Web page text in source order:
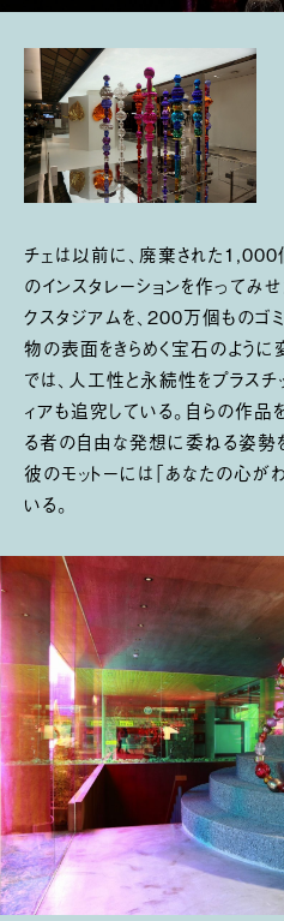
チェは以前に、廃棄された1,000
のインスタレーションを作ってみ
クスタジアムを、200万個ものゴ
物の表面をきらめく宝石のよう
では、人工性と永続性をプラス
ィアも追究している。自らの作品
る者の自由な発想に委ねる姿勢
彼のモットーには「あなたの心が
いる。